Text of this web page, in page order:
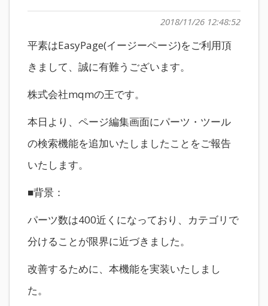
2018/11/26 12:48:52
平素はEasyPage(イージーページ)をご利用頂
きまして、誠に有難うございます。
株式会社mqmの王です。
本日より、ページ編集画面にパーツ・ツール
の検索機能を追加いたしましたことをご報告
いたします。
■背景：
パーツ数は400近くになっており、カテゴリで
分けることが限界に近づきました。
改善するために、本機能を実装いたしまし
た。